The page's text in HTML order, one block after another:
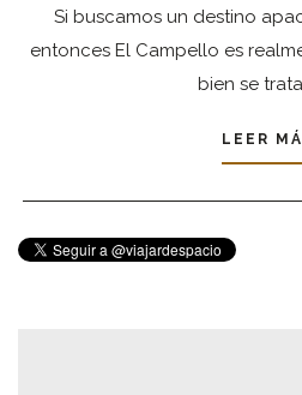
Si buscamos un destino
entonces El Campello es
bien se
LEER